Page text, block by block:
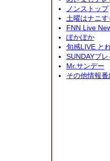
ノンストップ
土曜はナニ
FNN Live
ぽかぽか
旬感LIVE と
SUNDAYブレ
Mr.サンデー
その他情報番